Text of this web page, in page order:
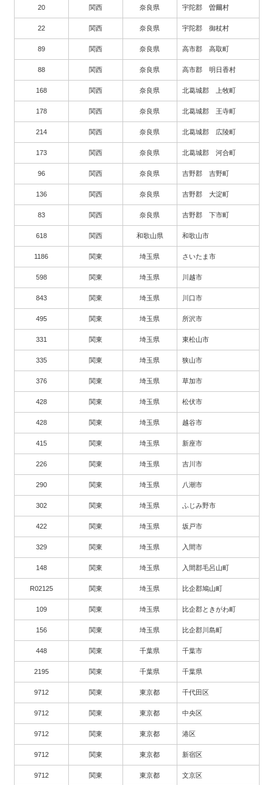
20 関西 奈良県 宇陀郡 曽爾村
22 関西 奈良県 宇陀郡 御杖村
89 関西 奈良県 高市郡 高取町
88 関西 奈良県 高市郡 明日香村
168 関西 奈良県 北葛城郡 上牧町
178 関西 奈良県 北葛城郡 王寺町
214 関西 奈良県 北葛城郡 広陵町
173 関西 奈良県 北葛城郡 河合町
96 関西 奈良県 吉野郡 吉野町
136 関西 奈良県 吉野郡 大淀町
83 関西 奈良県 吉野郡 下市町
618 関西 和歌山県 和歌山市
1186 関東 埼玉県 さいたま市
598 関東 埼玉県 川越市
843 関東 埼玉県 川口市
495 関東 埼玉県 所沢市
331 関東 埼玉県 東松山市
335 関東 埼玉県 狭山市
376 関東 埼玉県 草加市
428 関東 埼玉県 松伏市
428 関東 埼玉県 越谷市
415 関東 埼玉県 新座市
226 関東 埼玉県 吉川市
290 関東 埼玉県 八潮市
302 関東 埼玉県 ふじみ野市
422 関東 埼玉県 坂戸市
329 関東 埼玉県 入間市
148 関東 埼玉県 入間郡毛呂山町
R02125 関東 埼玉県 比企郡鳩山町
109 関東 埼玉県 比企郡ときがわ町
156 関東 埼玉県 比企郡川島町
448 関東 千葉県 千葉市
2195 関東 千葉県 千葉県
9712 関東 東京都 千代田区
9712 関東 東京都 中央区
9712 関東 東京都 港区
9712 関東 東京都 新宿区
9712 関東 東京都 文京区